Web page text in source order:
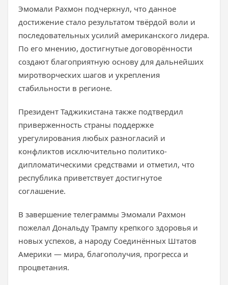
Эмомали Рахмон подчеркнул, что данное
достижение стало результатом твёрдой воли и
последовательных усилий американского лидера.
По его мнению, достигнутые договорённости
создают благоприятную основу для дальнейших
миротворческих шагов и укрепления
стабильности в регионе.
Президент Таджикистана также подтвердил
приверженность страны поддержке
урегулирования любых разногласий и
конфликтов исключительно политико-
дипломатическими средствами и отметил, что
республика приветствует достигнутое
соглашение.
В завершение телеграммы Эмомали Рахмон
пожелал Дональду Трампу крепкого здоровья и
новых успехов, а народу Соединённых Штатов
Америки — мира, благополучия, прогресса и
процветания.